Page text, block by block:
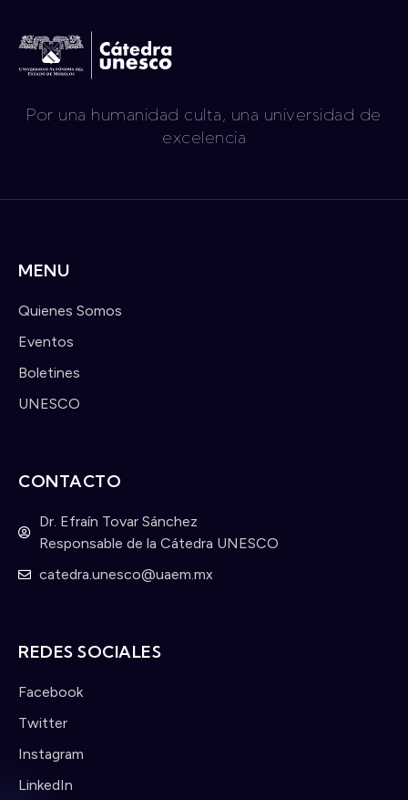
Por una humanidad culta, una universidad de
excelencia
MENU
Quienes Somos
Eventos
Boletines
UNESCO
CONTACTO
Dr. Efraín Tovar Sánchez
Responsable de la Cátedra UNESCO
catedra.unesco@uaem.mx
REDES SOCIALES
Facebook
Twitter
Instagram
LinkedIn